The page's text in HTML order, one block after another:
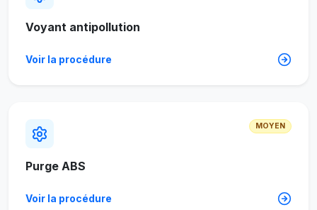
Voyant antipollution
Voir la procédure
MOYEN
Purge ABS
Voir la procédure